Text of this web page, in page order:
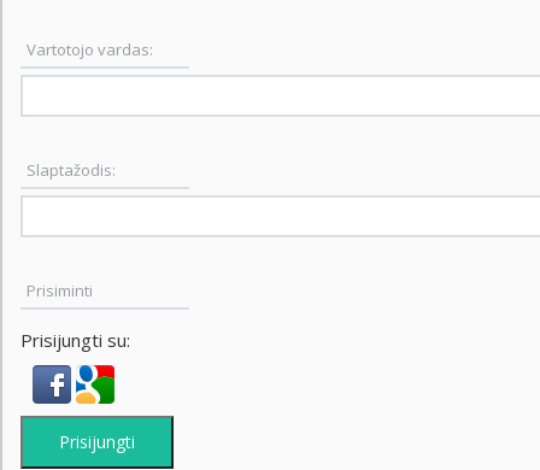
Vartotojo vardas:
Slaptažodis:
Prisiminti
Prisijungti su:
Prisijungti